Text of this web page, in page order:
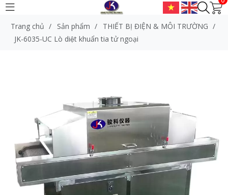
Trang chủ / Sản phẩm / THIẾT BỊ ĐIỆN & MÔI TRƯỜNG /
JK-6035-UC Lò diệt khuẩn tia tử ngoại